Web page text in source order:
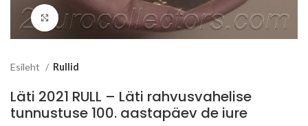
Suurenda
Esileht Rullid
Läti 2021 RULL – Läti rahvusvahelise
tunnustuse 100. aastapäev de iure